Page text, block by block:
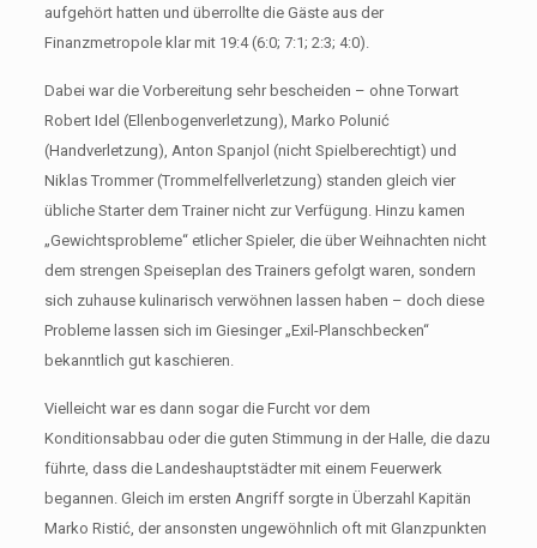
aufgehört hatten und überrollte die Gäste aus der
Finanzmetropole klar mit 19:4 (6:0; 7:1; 2:3; 4:0).
Dabei war die Vorbereitung sehr bescheiden – ohne Torwart
Robert Idel (Ellenbogenverletzung), Marko Polunić
(Handverletzung), Anton Spanjol (nicht Spielberechtigt) und
Niklas Trommer (Trommelfellverletzung) standen gleich vier
übliche Starter dem Trainer nicht zur Verfügung. Hinzu kamen
„Gewichtsprobleme“ etlicher Spieler, die über Weihnachten nicht
dem strengen Speiseplan des Trainers gefolgt waren, sondern
sich zuhause kulinarisch verwöhnen lassen haben – doch diese
Probleme lassen sich im Giesinger „Exil-Planschbecken“
bekanntlich gut kaschieren.
Vielleicht war es dann sogar die Furcht vor dem
Konditionsabbau oder die guten Stimmung in der Halle, die dazu
führte, dass die Landeshauptstädter mit einem Feuerwerk
begannen. Gleich im ersten Angriff sorgte in Überzahl Kapitän
Marko Ristić, der ansonsten ungewöhnlich oft mit Glanzpunkten